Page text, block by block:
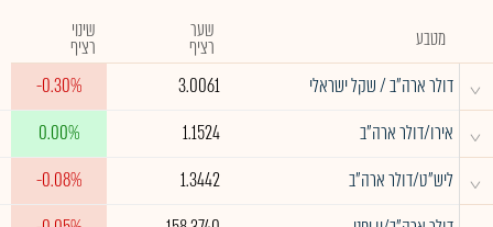
מטבע שער
רציף
שינוי
רציף
^ דולר ארה"ב / שקל ישראלי 3.0061
-0.30%
^ אירו/דולר ארה"ב 1.1524
0.00%
^ ליש"ט/דולר ארה"ב 1.3442
-0.08%